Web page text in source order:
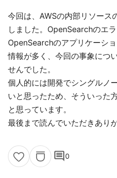
今回は、AWSの内部リソース
しました。OpenSearchのエ
OpenSearchのアプリケーシ
情報が多く、今回の事象につ
せんでした。
個人的には開発でシングルノ
いと思ったため、そういった
と思っています。
最後まで読んでいただきあり
comment0